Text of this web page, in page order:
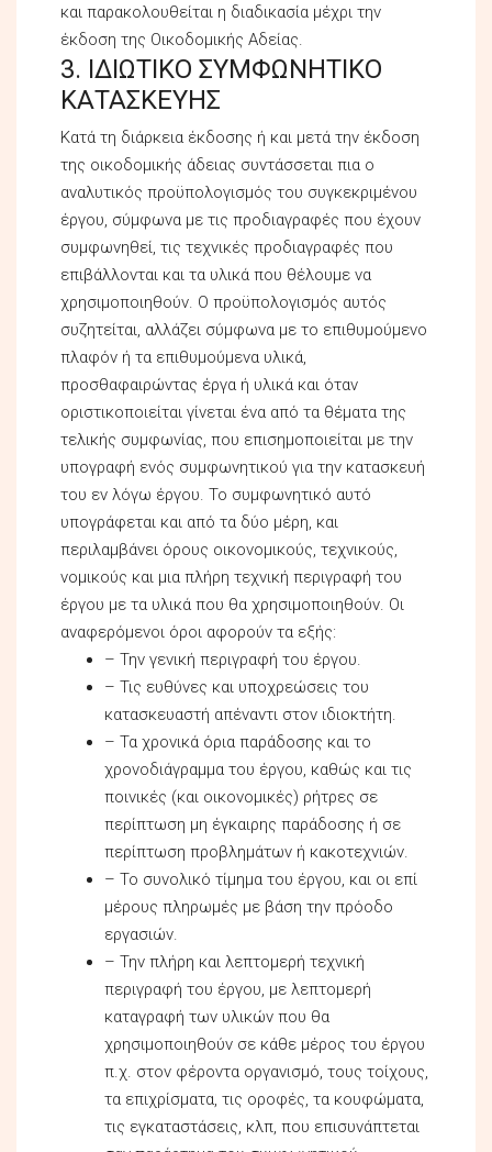
και παρακολουθείται η διαδικασία μέχρι την
έκδοση της Οικοδομικής Αδείας.
3. ΙΔΙΩΤΙΚΟ ΣΥΜΦΩΝΗΤΙΚΟ
ΚΑΤΑΣΚΕΥΗΣ
Κατά τη διάρκεια έκδοσης ή και μετά την έκδοση
της οικοδομικής άδειας συντάσσεται πια ο
αναλυτικός προϋπολογισμός του συγκεκριμένου
έργου, σύμφωνα με τις προδιαγραφές που έχουν
συμφωνηθεί, τις τεχνικές προδιαγραφές που
επιβάλλονται και τα υλικά που θέλουμε να
χρησιμοποιηθούν. Ο προϋπολογισμός αυτός
συζητείται, αλλάζει σύμφωνα με το επιθυμούμενο
πλαφόν ή τα επιθυμούμενα υλικά,
προσθαφαιρώντας έργα ή υλικά και όταν
οριστικοποιείται γίνεται ένα από τα θέματα της
τελικής συμφωνίας, που επισημοποιείται με την
υπογραφή ενός συμφωνητικού για την κατασκευή
του εν λόγω έργου. Το συμφωνητικό αυτό
υπογράφεται και από τα δύο μέρη, και
περιλαμβάνει όρους οικονομικούς, τεχνικούς,
νομικούς και μια πλήρη τεχνική περιγραφή του
έργου με τα υλικά που θα χρησιμοποιηθούν. Οι
αναφερόμενοι όροι αφορούν τα εξής:
– Την γενική περιγραφή του έργου.
– Τις ευθύνες και υποχρεώσεις του
κατασκευαστή απέναντι στον ιδιοκτήτη.
– Τα χρονικά όρια παράδοσης και το
χρονοδιάγραμμα του έργου, καθώς και τις
ποινικές (και οικονομικές) ρήτρες σε
περίπτωση μη έγκαιρης παράδοσης ή σε
περίπτωση προβλημάτων ή κακοτεχνιών.
– Το συνολικό τίμημα του έργου, και οι επί
μέρους πληρωμές με βάση την πρόοδο
εργασιών.
– Την πλήρη και λεπτομερή τεχνική
περιγραφή του έργου, με λεπτομερή
καταγραφή των υλικών που θα
χρησιμοποιηθούν σε κάθε μέρος του έργου
π.χ. στον φέροντα οργανισμό, τους τοίχους,
τα επιχρίσματα, τις οροφές, τα κουφώματα,
τις εγκαταστάσεις, κλπ, που επισυνάπτεται